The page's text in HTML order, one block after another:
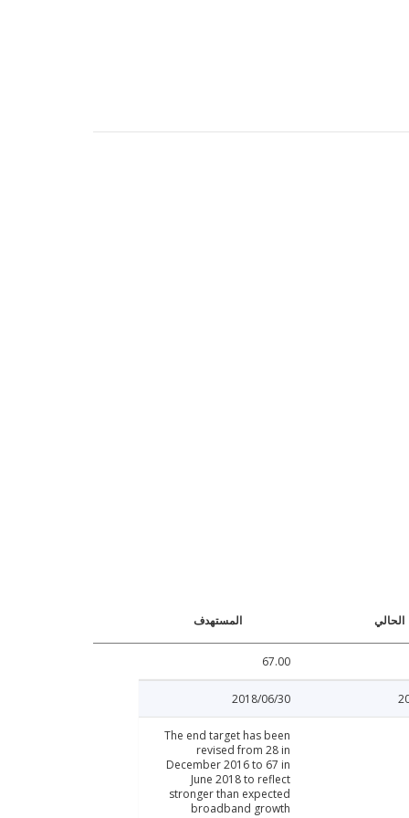
الحالي المستهدف
67.00
2018/06/30
The end target has been
revised from 28 in
December 2016 to 67 in
June 2018 to reflect
stronger than expected
broadband growth